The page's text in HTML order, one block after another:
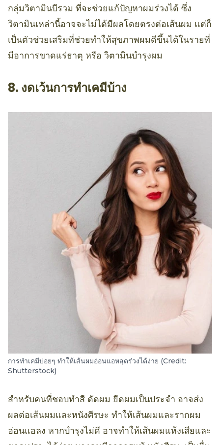
กลุ่มวิตามินบีรวม ที่จะช่วยแก้ปัญหาผมร่วงได้ ซึ่ง
วิตามินเหล่านี้อาจจะไม่ได้มีผลโดยตรงต่อเส้นผม แต่ก็
เป็นตัวช่วยเสริมที่ช่วยทำให้สุขภาพผมดีขึ้นได้ในรายที่
มีอาการขาดแร่ธาตุ หรือ วิตามินบำรุงผม
8. งดเว้นการทำเคมีบ้าง
การทำเคมีบ่อยๆ ทำให้เส้นผมอ่อนแอหลุดร่วงได้ง่าย (Credit:
Shutterstock)
สำหรับคนที่ชอบทำสี ดัดผม ยืดผมเป็นประจำ อาจส่ง
ผลต่อเส้นผมและหนังศีรษะ ทำให้เส้นผมและรากผม
อ่อนแอลง หากบำรุงไม่ดี อาจทำให้เส้นผมแห้งเสียและ